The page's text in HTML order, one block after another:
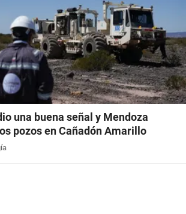
una buena señal y Mendoza
pozos en Cañadón Amarillo